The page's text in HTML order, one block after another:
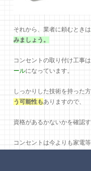
それから、業者に頼むときは
みましょう。
コンセントの取り付け工事は
ールになっています。
しっかりした技術を持った方
う可能性もありますので、
資格があるかないかを確認
コンセントは今よりも家電